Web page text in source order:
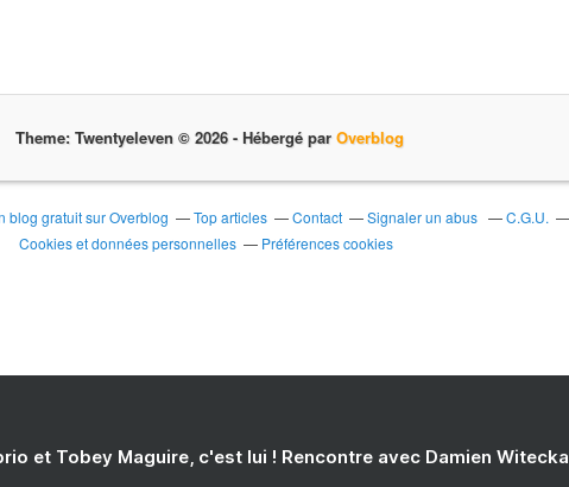
Theme: Twentyeleven © 2026 - Hébergé par Overblog
blog gratuit sur Overblog Top articles Contact Signaler un abus C.G.U.
Cookies et données personnelles
Préférences cookies
et Tobey Maguire, c'est lui ! Rencontre avec Damien Witecka